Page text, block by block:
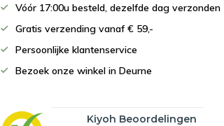
Vóór 17:00u besteld, dezelfde dag
Gratis verzending vanaf € 59,-
Persoonlijke klantenservice
Bezoek onze winkel in Deurne
Kiyoh Beoordelingen